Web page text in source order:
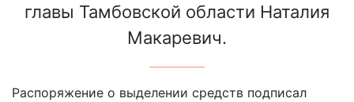
главы Тамбовской области Наталия
Макаревич.
Распоряжение о выделении средств подписал